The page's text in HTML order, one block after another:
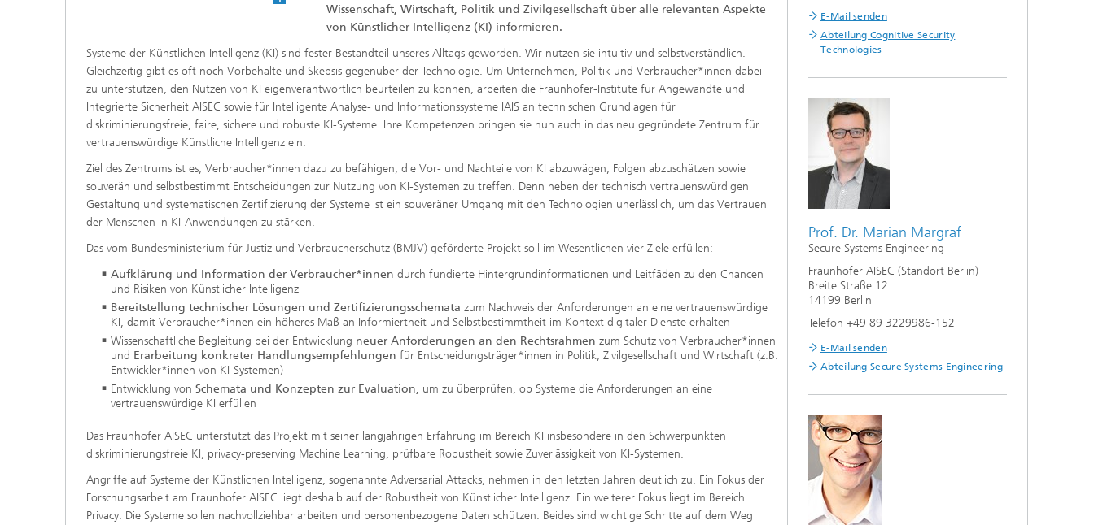
Wissenschaft, Wirtschaft, Politik und Zivilgesellschaft über alle relevanten Aspekte
von Künstlicher Intelligenz (KI) informieren.
Systeme der Künstlichen Intelligenz (KI) sind fester Bestandteil unseres Alltags geworden. Wir nutzen sie intuitiv und selbstverständlich.
Gleichzeitig gibt es oft noch Vorbehalte und Skepsis gegenüber der Technologie. Um Unternehmen, Politik und Verbraucher*innen dabei
zu unterstützen, den Nutzen von KI eigenverantwortlich beurteilen zu können, arbeiten die Fraunhofer-Institute für Angewandte und
Integrierte Sicherheit AISEC sowie für Intelligente Analyse- und Informationssysteme IAIS an technischen Grundlagen für
diskriminierungsfreie, faire, sichere und robuste KI-Systeme. Ihre Kompetenzen bringen sie nun auch in das neu gegründete Zentrum für
vertrauenswürdige Künstliche Intelligenz ein.
Ziel des Zentrums ist es, Verbraucher*innen dazu zu befähigen, die Vor- und Nachteile von KI abzuwägen, Folgen abzuschätzen sowie
souverän und selbstbestimmt Entscheidungen zur Nutzung von KI-Systemen zu treffen. Denn neben der technisch vertrauenswürdigen
Gestaltung und systematischen Zertifizierung der Systeme ist ein souveräner Umgang mit den Technologien unerlässlich, um das Vertrauen
der Menschen in KI-Anwendungen zu stärken.
Das vom Bundesministerium für Justiz und Verbraucherschutz (BMJV) geförderte Projekt soll im Wesentlichen vier Ziele erfüllen:
Aufklärung und Information der Verbraucher*innen durch fundierte Hintergrundinformationen und Leitfäden zu den Chancen
und Risiken von Künstlicher Intelligenz
Bereitstellung technischer Lösungen und Zertifizierungsschemata zum Nachweis der Anforderungen an eine vertrauenswürdige
KI, damit Verbraucher*innen ein höheres Maß an Informiertheit und Selbstbestimmtheit im Kontext digitaler Dienste erhalten
Wissenschaftliche Begleitung bei der Entwicklung neuer Anforderungen an den Rechtsrahmen zum Schutz von Verbraucher*innen
und Erarbeitung konkreter Handlungsempfehlungen für Entscheidungsträger*innen in Politik, Zivilgesellschaft und Wirtschaft (z.B.
Entwickler*innen von KI-Systemen)
Entwicklung von Schemata und Konzepten zur Evaluation, um zu überprüfen, ob Systeme die Anforderungen an eine
vertrauenswürdige KI erfüllen
Das Fraunhofer AISEC unterstützt das Projekt mit seiner langjährigen Erfahrung im Bereich KI insbesondere in den Schwerpunkten
diskriminierungsfreie KI, privacy-preserving Machine Learning, prüfbare Robustheit sowie Zuverlässigkeit von KI-Systemen.
Angriffe auf Systeme der Künstlichen Intelligenz, sogenannte Adversarial Attacks, nehmen in den letzten Jahren deutlich zu. Ein Fokus der
Forschungsarbeit am Fraunhofer AISEC liegt deshalb auf der Robustheit von Künstlicher Intelligenz. Ein weiterer Fokus liegt im Bereich
Privacy: Die Systeme sollen nachvollziehbar arbeiten und personenbezogene Daten schützen. Beides sind wichtige Schritte auf dem Weg
E-Mail senden
Abteilung Cognitive Security
Technologies
Prof. Dr. Marian Margraf
Secure Systems Engineering
Fraunhofer AISEC (Standort Berlin)
Breite Straße 12
14199 Berlin
Telefon +49 89 3229986-152
E-Mail senden
Abteilung Secure Systems Engineering